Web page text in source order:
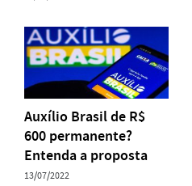
Auxílio Brasil de R$
600 permanente?
Entenda a proposta
13/07/2022